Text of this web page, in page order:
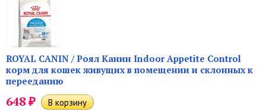
ROYAL CANIN / Роял Канин Indoor Appetite Control
корм для кошек живущих в помещении и склонных к
перееданию
648₽